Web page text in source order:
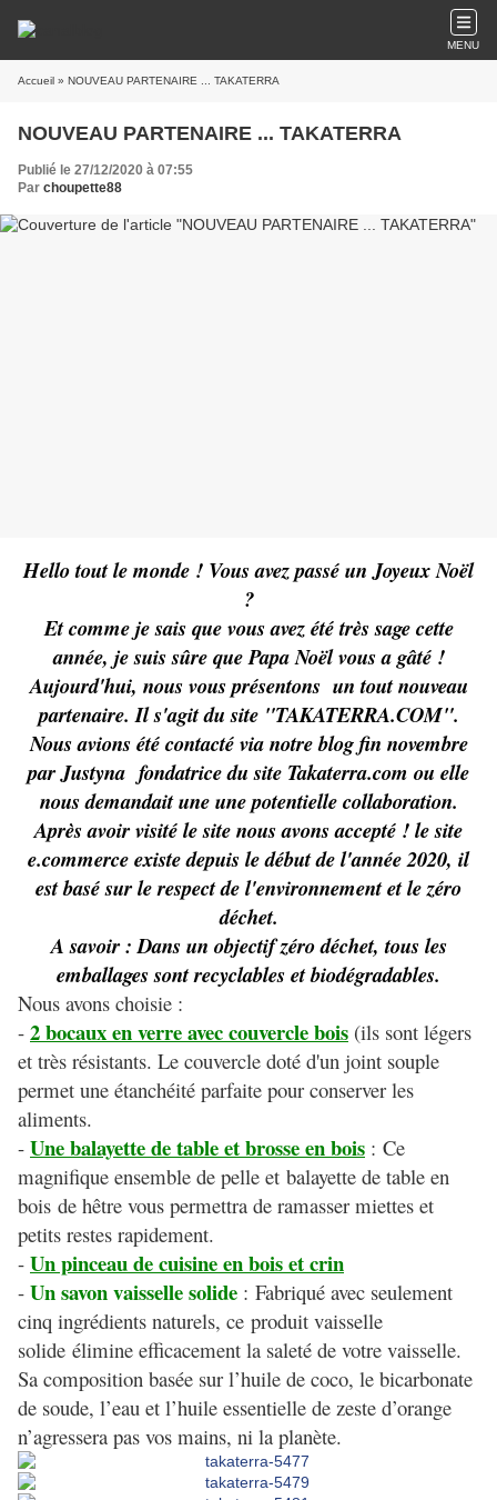
MENU
Accueil » NOUVEAU PARTENAIRE ... TAKATERRA
NOUVEAU PARTENAIRE ... TAKATERRA
Publié le 27/12/2020 à 07:55
Par choupette88
Hello tout le monde ! Vous avez passé un Joyeux Noël
?
Et comme je sais que vous avez été très sage cette
année, je suis sûre que Papa Noël vous a gâté !
Aujourd'hui, nous vous présentons un tout nouveau
partenaire. Il s'agit du site "TAKATERRA.COM".
Nous avions été contacté via notre blog fin novembre
par Justyna fondatrice du site Takaterra.com ou elle
nous demandait une une potentielle collaboration.
Après avoir visité le site nous avons accepté ! le site
e.commerce existe depuis le début de l'année 2020, il
est basé sur le respect de l'environnement et le zéro
déchet.
A savoir : Dans un objectif zéro déchet, tous les
emballages sont recyclables et biodégradables.
Nous avons choisie :
- 2 bocaux en verre avec couvercle bois (ils sont légers
et très résistants. Le couvercle doté d'un joint souple
permet une étanchéité parfaite pour conserver les
aliments.
- Une balayette de table et brosse en bois : Ce
magnifique ensemble de pelle et balayette de table en
bois de hêtre vous permettra de ramasser miettes et
petits restes rapidement.
- Un pinceau de cuisine en bois et crin
- Un savon vaisselle solide : Fabriqué avec seulement
cinq ingrédients naturels, ce produit vaisselle
solide élimine efficacement la saleté de votre vaisselle.
Sa composition basée sur l’huile de coco, le bicarbonate
de soude, l’eau et l’huile essentielle de zeste d’orange
n’agressera pas vos mains, ni la planète.